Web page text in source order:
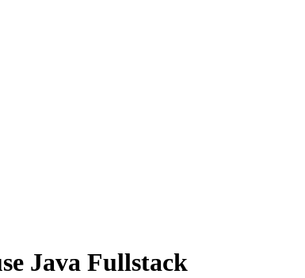
Java Fullstack